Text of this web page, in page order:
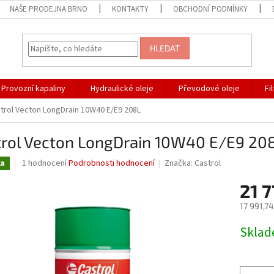
NAŠE PRODEJNA BRNO KONTAKTY OBCHODNÍ PODMÍNKY
HLEDAT
Provozní kapaliny Hydraulické oleje Převodové oleje
Vecton LongDrain 10W40 E/E9 208L
Vecton LongDrain 10W40 E/E9
Průměrné
hvězdiček.
1 hodnoceníPodrobnosti hodnocení Značka: Castrol
21
17
cena: